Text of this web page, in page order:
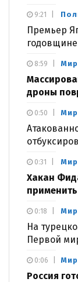
Премьер
9:21
Мир
дроны
8:59
Мир
0:50
Мир
Хакан
0:31
Мир
На
Первой
0:18
Мир
Россия
0:06